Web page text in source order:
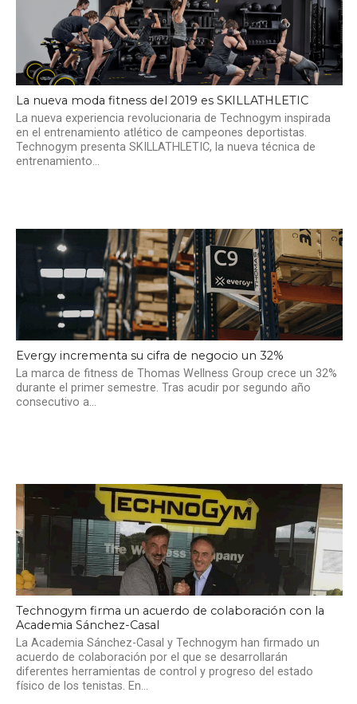
La nueva moda fitness del 2019 es SKILLATHLETIC
La nueva experiencia revolucionaria de Technogym inspirada
en el entrenamiento atlético de campeones deportistas.
Technogym presenta SKILLATHLETIC, la nueva técnica de
entrenamiento...
Evergy incrementa su cifra de negocio un 32%
La marca de fitness de Thomas Wellness Group crece un 32%
durante el primer semestre. Tras acudir por segundo año
consecutivo a...
Technogym firma un acuerdo de colaboración con la
Academia Sánchez-Casal
La Academia Sánchez-Casal y Technogym han firmado un
acuerdo de colaboración por el que se desarrollarán
diferentes herramientas de control y progreso del estado
físico de los tenistas. En...